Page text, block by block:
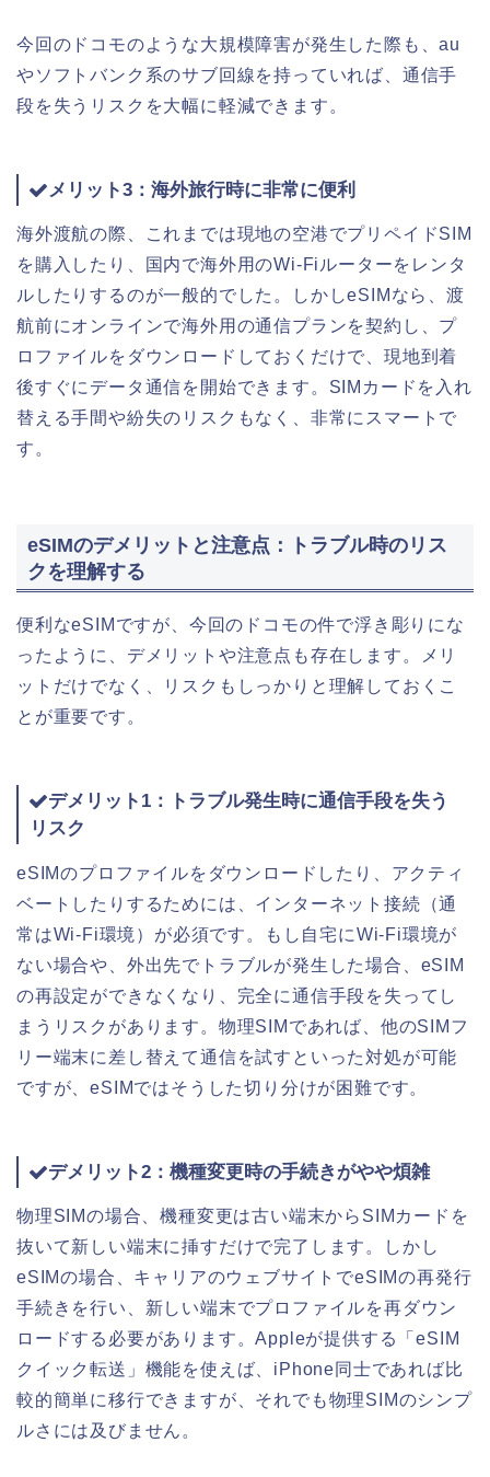
今回のドコモのような大規模障害が発生した際も、au
やソフトバンク系のサブ回線を持っていれば、通信手
段を失うリスクを大幅に軽減できます。
メリット3：海外旅行時に非常に便利
海外渡航の際、これまでは現地の空港でプリペイドSIM
を購入したり、国内で海外用のWi-Fiルーターをレンタ
ルしたりするのが一般的でした。しかしeSIMなら、渡
航前にオンラインで海外用の通信プランを契約し、プ
ロファイルをダウンロードしておくだけで、現地到着
後すぐにデータ通信を開始できます。SIMカードを入れ
替える手間や紛失のリスクもなく、非常にスマートで
す。
eSIMのデメリットと注意点：トラブル時のリス
クを理解する
便利なeSIMですが、今回のドコモの件で浮き彫りにな
ったように、デメリットや注意点も存在します。メリ
ットだけでなく、リスクもしっかりと理解しておくこ
とが重要です。
デメリット1：トラブル発生時に通信手段を失う
リスク
eSIMのプロファイルをダウンロードしたり、アクティ
ベートしたりするためには、インターネット接続（通
常はWi-Fi環境）が必須です。もし自宅にWi-Fi環境が
ない場合や、外出先でトラブルが発生した場合、eSIM
の再設定ができなくなり、完全に通信手段を失ってし
まうリスクがあります。物理SIMであれば、他のSIMフ
リー端末に差し替えて通信を試すといった対処が可能
ですが、eSIMではそうした切り分けが困難です。
デメリット2：機種変更時の手続きがやや煩雑
物理SIMの場合、機種変更は古い端末からSIMカードを
抜いて新しい端末に挿すだけで完了します。しかし
eSIMの場合、キャリアのウェブサイトでeSIMの再発行
手続きを行い、新しい端末でプロファイルを再ダウン
ロードする必要があります。Appleが提供する「eSIM
クイック転送」機能を使えば、iPhone同士であれば比
較的簡単に移行できますが、それでも物理SIMのシンプ
ルさには及びません。